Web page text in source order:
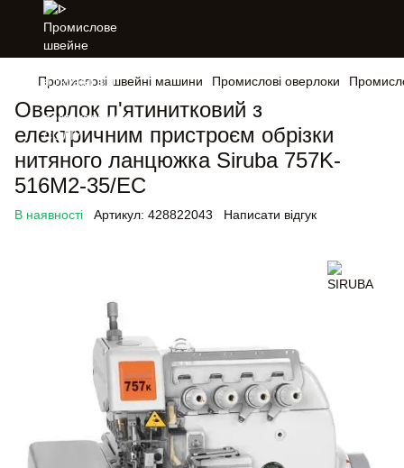
Промислові швейні машини Промислові оверлоки
Оверлок п'ятинитковий з
електричним пристроєм обрізки
нитяного ланцюжка Siruba 757K-
516M2-35/ЕC
В наявності Артикул: 428822043 Написати відгук